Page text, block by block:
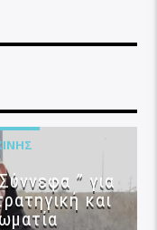
” για
και